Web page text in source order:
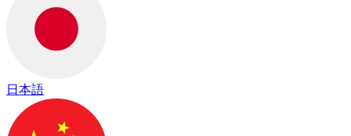
日本語